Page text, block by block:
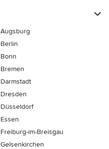
Augsburg
Berlin
Bonn
Bremen
Darmstadt
Dresden
Düsseldorf
Essen
Freiburg-im-Breisgau
Gelsenkirchen